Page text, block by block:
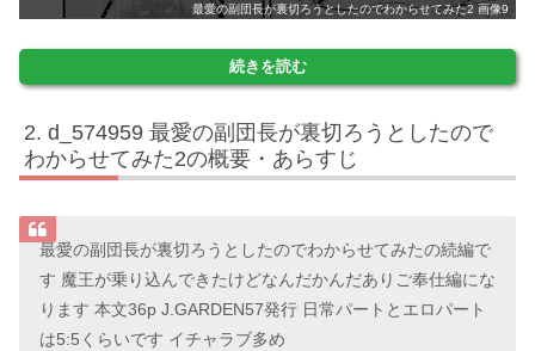
最愛の副団長が裏切ろうとしたのでわからせてみた2 画像9
続きを読む
d_574959 最愛の副団長が裏切ろうとしたので
わからせてみた2の概要・あらすじ
最愛の副団長が裏切ろうとしたのでわからせてみたの続編で
す 魔王が乗り込んできたけどなんだかんだありご奉仕編にな
ります 本文36p J.GARDEN57発行 日常パートとエロパート
は5:5くらいです イチャラブ多め